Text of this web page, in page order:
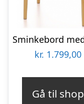
kr. 1.799,00
Gå til shop